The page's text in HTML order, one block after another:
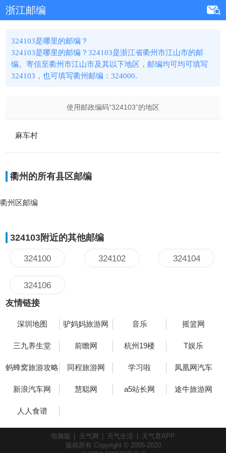
浙江邮编
324103是哪里的邮编？
324103是哪里的邮编？324103是浙江省衢州市江山市的邮
编。寄信至衢州市江山市及其以下地区，邮编均可均可填写
324103，也可填写衢州邮编：324000.
使用邮政编码“324103”的地区
麻车村
衢州的所有县区邮编
衢州区邮编
324103附近的其他邮编
324100 324102 324104
324106
友情链接
深圳地图 驴妈妈旅游网 音乐 摇篮网
三九养生堂 前瞻网 杭州19楼 T娱乐
蚂蜂窝旅游攻略 同程旅游网 学习啦 凤凰网汽车
新浪汽车网 慧聪网 a5站长网 途牛旅游网
人人食谱
电脑版 天气网 天气生活
天气君APP
版权所有 Copyright © 2005-2020